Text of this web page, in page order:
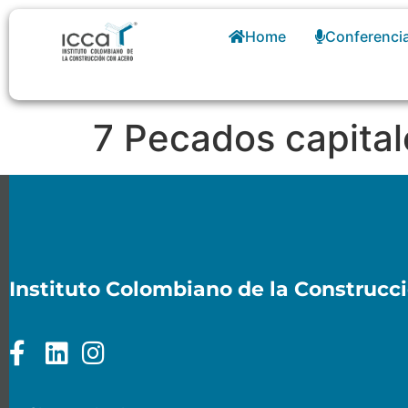
Home
7 Pecados
Instituto Colombiano de la